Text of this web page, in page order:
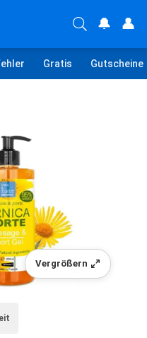
🔔 👤
Gratis Gutscheine
Vergrößern